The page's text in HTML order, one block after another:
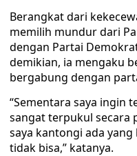
Berangkat dari
memilih mundur dari
dengan Partai
demikian, ia mengaku
bergabung dengan
“Sementara saya ingin
sangat terpukul secara
saya kantongi ada
tidak bisa,” katanya.